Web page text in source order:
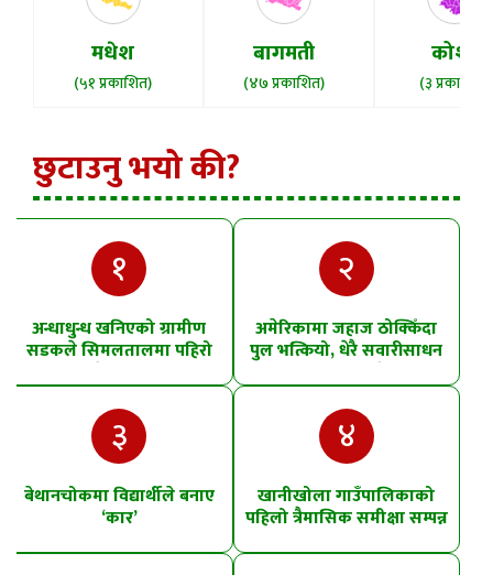
मधेश
(५१ प्रकाशित)
बागमती
(४७ प्रकाशित)
कोशी
(३ प्रकाशित)
छुटाउनु भयो की?
१
अन्धाधुन्ध खनिएको ग्रामीण
सडकले सिमलतालमा पहिरो
२
अमेरिकामा जहाज ठोक्किँदा
पुल भत्कियो, धेरै सवारीसाधन
३
बेथानचोकमा विद्यार्थीले बनाए
‘कार’
४
खानीखोला गाउँपालिकाको
पहिलो त्रैमासिक समीक्षा सम्पन्न